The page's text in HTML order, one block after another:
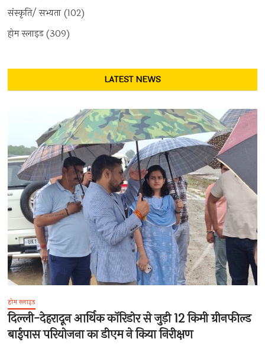
संस्कृति/ सभ्यता (102)
होम स्लाइड(309)
LATEST NEWS
होम स्लाइड
दिल्ली-देहरादून आर्थिक कॉरिडोर से जुड़ी 12 किमी ग्रीनफील्ड
बाईपास परियोजना का डीएम ने किया निरीक्षण